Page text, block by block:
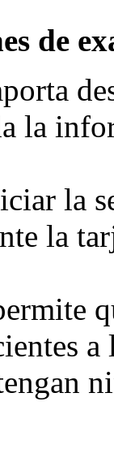
de
la
la
la